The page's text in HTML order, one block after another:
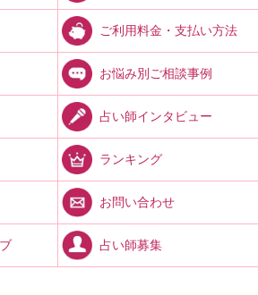
ご利用料金・支払い方法
お悩み別ご相談事例
占い師インタビュー
ランキング
お問い合わせ
占い師募集